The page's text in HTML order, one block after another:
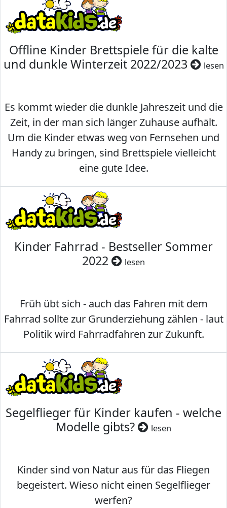
Offline Kinder Brettspiele für die kalte
und dunkle Winterzeit 2022/2023
lesen
Es kommt wieder die dunkle Jahreszeit und die
Zeit, in der man sich länger Zuhause aufhält.
Um die Kinder etwas weg von Fernsehen und
Handy zu bringen, sind Brettspiele vielleicht
eine gute Idee.
Kinder Fahrrad - Bestseller Sommer
2022
lesen
Früh übt sich - auch das Fahren mit dem
Fahrrad sollte zur Grunderziehung zählen - laut
Politik wird Fahrradfahren zur Zukunft.
Segelflieger für Kinder kaufen - welche
Modelle gibts?
lesen
Kinder sind von Natur aus für das Fliegen
begeistert. Wieso nicht einen Segelflieger
werfen?